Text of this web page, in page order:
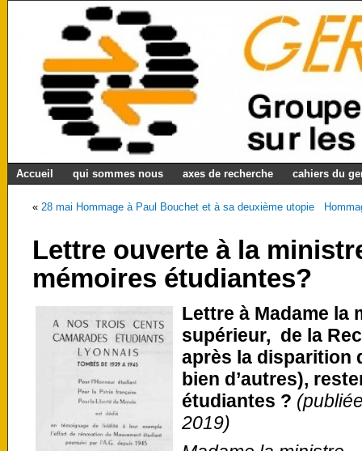
Accueil qui sommes nous axes de recherche cahiers du
« 28 mai Hommage à Paul Bouchet et à sa deuxième utopie
Lettre ouverte à la
mémoires étudiantes?
Lettre à Madame la
supérieur, de la
après la disparition
bien d’autres),
étudiantes ?
2019)